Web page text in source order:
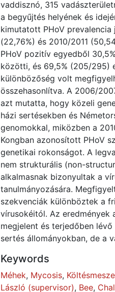
vaddisznó, 315
a begyűjtés helyének és
kimutatott PHoV
(22,76%) és 2010/2011
PHoV pozitív egyedből
közötti, és 69,5% (205/295)
különbözőség volt
összehasonlítva. A 2006/
azt mutatta, hogy közeli
házi sertésekben és
genomokkal, miközben a
Kongban azonosított PHoV
genetikai rokonságot. A
nem strukturális (non-
alkalmasnak bizonyultak a
tanulmányozására.
szekvenciák különböztek a
vírusokéitól. Az eredmények
megjelent és terjedőben
sertés állományokban, de a
Keywords
Méhek, Mycosis,
László (supervisor), Bee,